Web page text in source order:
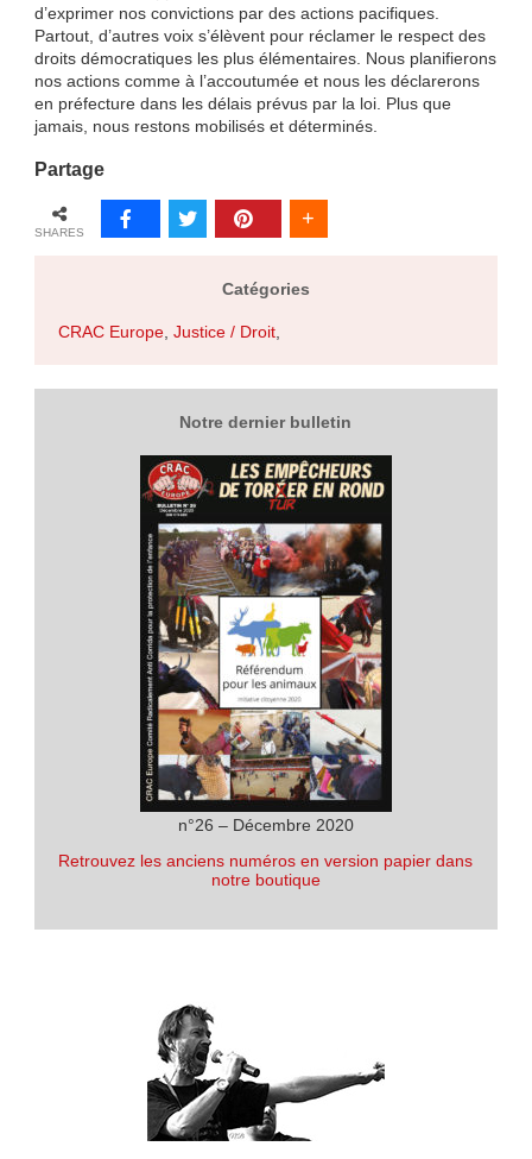
d’exprimer nos convictions par des actions pacifiques.
Partout, d’autres voix s’élèvent pour réclamer le respect des
droits démocratiques les plus élémentaires. Nous planifierons
nos actions comme à l’accoutumée et nous les déclarerons
en préfecture dans les délais prévus par la loi. Plus que
jamais, nous restons mobilisés et déterminés.
Partage
SHARES
Catégories
CRAC Europe, Justice / Droit,
Notre dernier bulletin
n°26 – Décembre 2020
Retrouvez les anciens numéros en version papier dans
notre boutique